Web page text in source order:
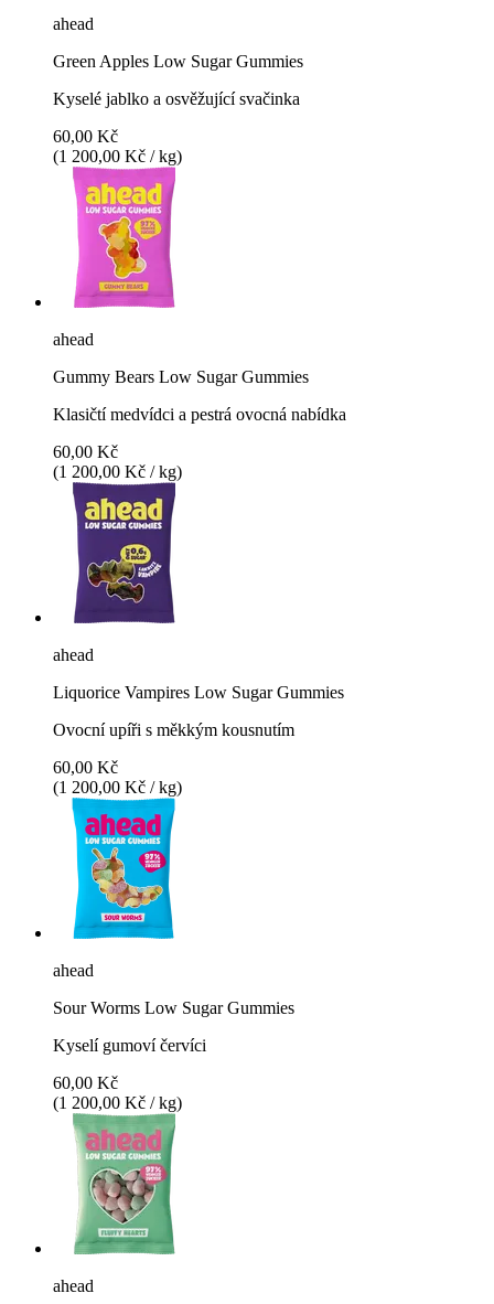
ahead
Green Apples Low Sugar Gummies
Kyselé jablko a osvěžující svačinka
60,00 Kč
(1 200,00 Kč / kg)
ahead
Gummy Bears Low Sugar Gummies
Klasičtí medvídci a pestrá ovocná nabídka
60,00 Kč
(1 200,00 Kč / kg)
ahead
Liquorice Vampires Low Sugar Gummies
Ovocní upíři s měkkým kousnutím
60,00 Kč
(1 200,00 Kč / kg)
ahead
Sour Worms Low Sugar Gummies
Kyselí gumoví červíci
60,00 Kč
(1 200,00 Kč / kg)
ahead